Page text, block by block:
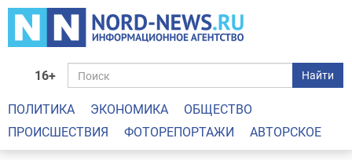
16+ Найти
ПОЛИТИКА ЭКОНОМИКА
ОБЩЕСТВО
ПРОИСШЕСТВИЯ
ФОТОРЕПОРТАЖИ АВТОРСКОЕ